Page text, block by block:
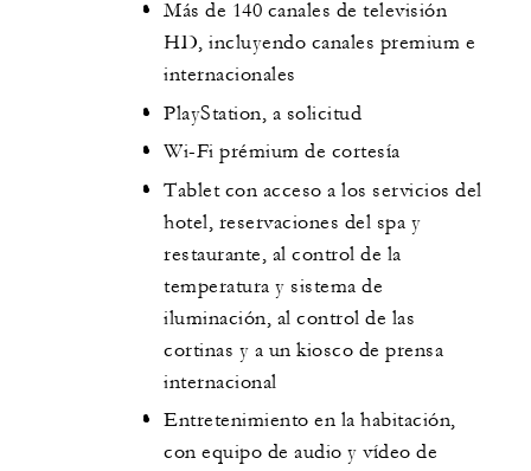
Más de 140 canales de televisión
HD, incluyendo canales premium e
internacionales
PlayStation, a solicitud
Wi-Fi prémium de cortesía
Tablet con acceso a los servicios del
hotel, reservaciones del spa y
restaurante, al control de la
temperatura y sistema de
iluminación, al control de las
cortinas y a un kiosco de prensa
internacional
Entretenimiento en la habitación,
con equipo de audio y vídeo de